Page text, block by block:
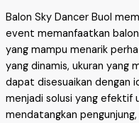
Balon Sky Dancer Buol
event memanfaatkan
yang mampu menarik
yang dinamis, ukuran yang
dapat disesuaikan dengan
menjadi solusi yang efektif
mendatangkan